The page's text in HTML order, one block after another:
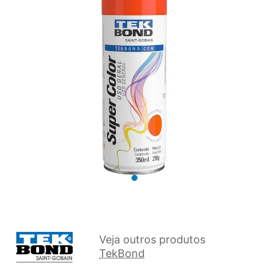
Veja outros produtos
TekBond